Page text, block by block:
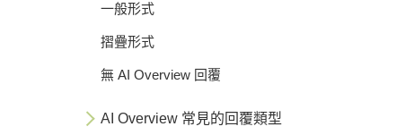
一般形式
摺疊形式
無 AI Overview 回覆
AI Overview 常見的回覆類型